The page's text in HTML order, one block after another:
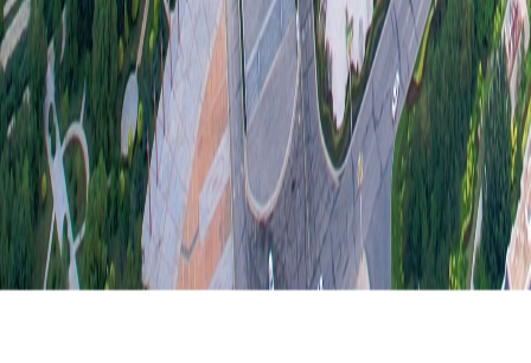
六、
无